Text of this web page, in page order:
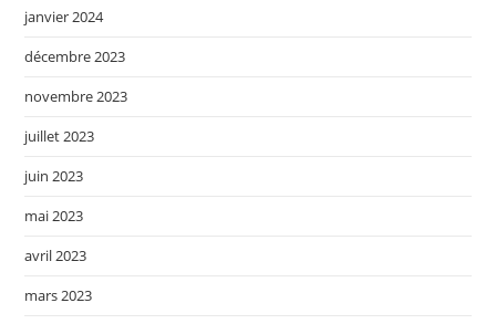
janvier 2024
décembre 2023
novembre 2023
juillet 2023
juin 2023
mai 2023
avril 2023
mars 2023